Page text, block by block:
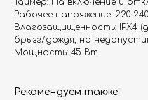
Таймер: На включение и
Рабочее напряжение: 220-
Влагозащищенность: IPX4
брызг/дождя, но
Мощность: 45 Вт
Рекомендуем также: